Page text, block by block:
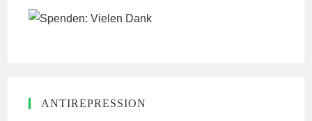
ANTIREPRESSION